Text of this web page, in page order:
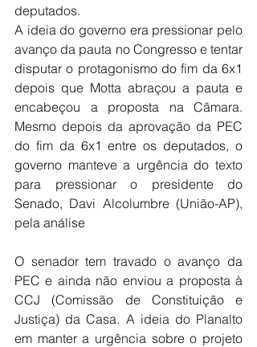
deputados.
A ideia do governo era pressionar pelo
avanço da pauta no Congresso e tentar
disputar o protagonismo do fim da 6x1
depois que Motta abraçou a pauta e
encabeçou a proposta na Câmara.
Mesmo depois da aprovação da PEC
do fim da 6x1 entre os deputados, o
governo manteve a urgência do texto
para pressionar o presidente do
Senado, Davi Alcolumbre (União-AP),
pela análise
O senador tem travado o avanço da
PEC e ainda não enviou a proposta à
CCJ (Comissão de Constituição e
Justiça) da Casa. A ideia do Planalto
em manter a urgência sobre o projeto